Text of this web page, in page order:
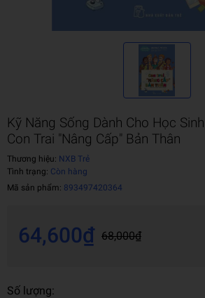
Kỹ Năng Sống Dành Cho Học
Con Trai "Nâng Cấp" Bản Thân
Thương hiệu: NXB Trẻ
Tình trạng: Còn hàng
Mã sản phẩm: 893497420364
64,600₫ 68,000₫
Số lượng: